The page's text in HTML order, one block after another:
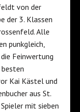
von der
der 3. Klassen
Alle
punkgleich,
Feinwertung
Kai Kästel und
aus St.
mit sieben